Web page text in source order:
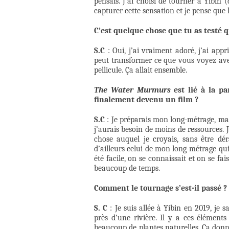
capturer cette sensation et je pense
C’est quelque chose que tu as testé
S.C : Oui, j’ai vraiment adoré, j’ai
peut transformer ce que vous voyez
pellicule. Ça allait ensemble.
The Water Murmursest lié à la
finalement devenu un film ?
S.C : Je préparais mon long-métrage,
j’aurais besoin de moins de
chose auquel je croyais, sans être
d’ailleurs celui de mon long-métrage
été facile, on se connaissait et on se
beaucoup de temps.
Comment le tournage s’est-il passé ?
S. C : Je suis allée à Yibin en 2019, je
près d’une rivière. Il y a ces